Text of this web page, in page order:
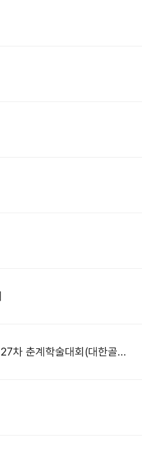
[학회 관련 학술대회 안내] 3rd Seoul Symposium on Bone Health 및 제27차 춘계학술대회(대한골대사학회)